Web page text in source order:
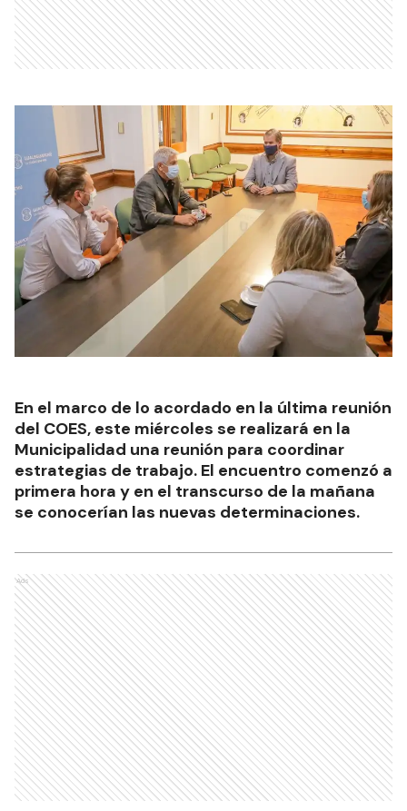
En el marco de lo acordado en la última reunión
del COES, este miércoles se realizará en la
Municipalidad una reunión para coordinar
estrategias de trabajo. El encuentro comenzó a
primera hora y en el transcurso de la mañana
se conocerían las nuevas determinaciones.
Ads